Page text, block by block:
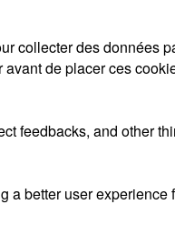
collecter des données
de placer ces
feedbacks, and other
a better user experience